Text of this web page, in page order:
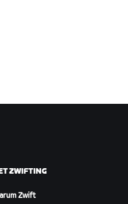
ZWIFTING
Zwift